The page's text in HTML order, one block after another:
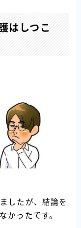
はしつこ
したが、結論を
かったです。